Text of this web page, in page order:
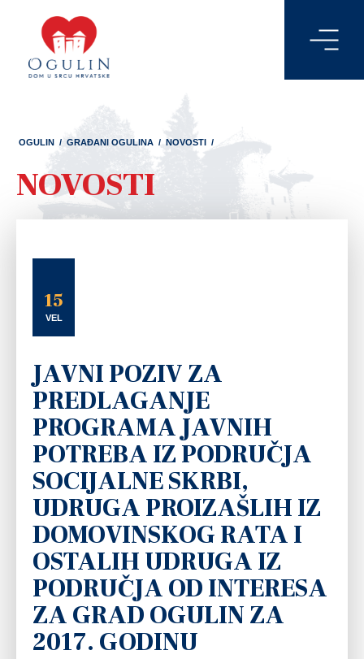
OGULIN / GRAĐANI OGULINA / NOVOSTI /
NOVOSTI
15
VEL
JAVNI POZIV ZA
PREDLAGANJE
PROGRAMA JAVNIH
POTREBA IZ PODRUČJA
SOCIJALNE SKRBI,
UDRUGA PROIZAŠLIH IZ
DOMOVINSKOG RATA I
OSTALIH UDRUGA IZ
PODRUČJA OD INTERESA
ZA GRAD OGULIN ZA
2017. GODINU